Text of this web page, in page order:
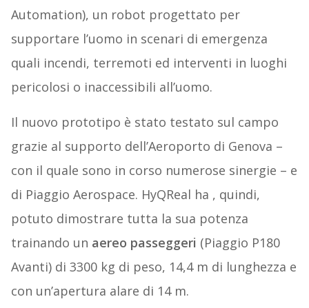
Automation), un robot progettato per
supportare l’uomo in scenari di emergenza
quali incendi, terremoti ed interventi in luoghi
pericolosi o inaccessibili all’uomo.
Il nuovo prototipo è stato testato sul campo
grazie al supporto dell’Aeroporto di Genova –
con il quale sono in corso numerose sinergie – e
di Piaggio Aerospace. HyQReal ha , quindi,
potuto dimostrare tutta la sua potenza
trainando un aereo passeggeri (Piaggio P180
Avanti) di 3300 kg di peso, 14,4 m di lunghezza e
con un’apertura alare di 14 m.